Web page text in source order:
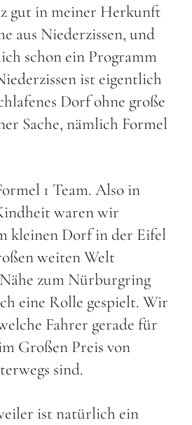
gut in meiner Herkunft
aus Niederzissen, und
schon ein Programm
ist eigentlich
Dorf ohne große
Sache, nämlich Formel
1 Team. Also in
waren wir
kleinen Dorf in der Eifel
weiten Welt
zum Nürburgring
eine Rolle gespielt. Wir
Fahrer gerade für
Großen Preis von
sind.
ist natürlich ein